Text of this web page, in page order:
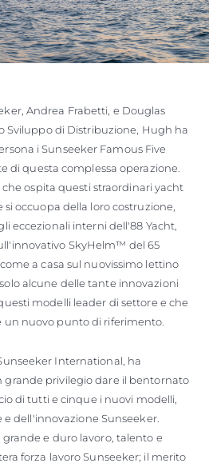
Andrea Frabetti, e Douglas
Sviluppo di Distribuzione, Hugh ha
i Sunseeker Famous Five
di questa complessa operazione.
ospita questi straordinari yacht
occuopa della loro costruzione,
eccezionali interni dell'88 Yacht,
SkyHelm™ del 65
a casa sul nuovissimo lettino
alcune delle tante innovazioni
modelli leader di settore e che
nuovo punto di riferimento.
International, ha
grande privilegio dare il bentornato
di tutti e cinque i nuovi modelli,
dell'innovazione Sunseeker.
e duro lavoro, talento e
forza lavoro Sunseeker; il merito